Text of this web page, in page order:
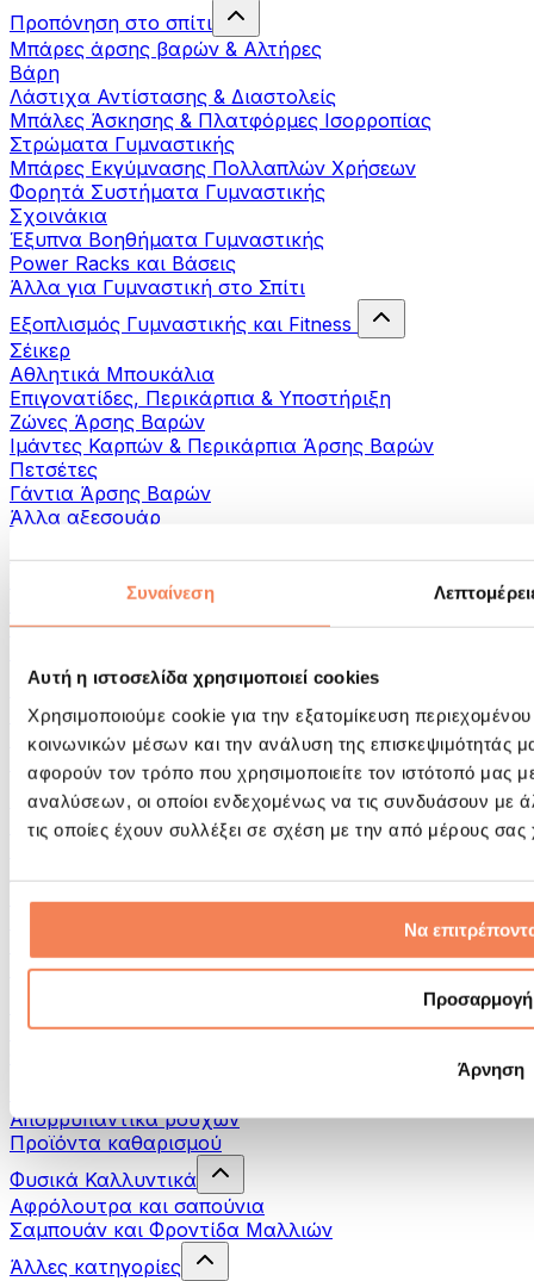
Συναίνεση
Αυτή η ιστοσελίδα χρησιμοποιεί cookies
Χρησιμοποιούμε cookie για την εξατομίκευση
κοινωνικών μέσων και την ανάλυση της επισκεψιμότητάς
αφορούν τον τρόπο που χρησιμοποιείτε τον ιστότοπό μας
αναλύσεων, οι οποίοι ενδεχομένως να τις συνδυάσουν με
τις οποίες έχουν συλλέξει σε σχέση με την από μέρους
Να
Προσαρμογή
Άρνηση
Προπόνηση στο σπίτι
Μπάρες άρσης βαρών & Αλτήρες
Βάρη
Λάστιχα Αντίστασης & Διαστολείς
Μπάλες Άσκησης & Πλατφόρμες Ισορροπίας
Στρώματα Γυμναστικής
Μπάρες Εκγύμνασης Πολλαπλών Χρήσεων
Φορητά Συστήματα Γυμναστικής
Σχοινάκια
Έξυπνα Βοηθήματα Γυμναστικής
Power Racks και Βάσεις
Άλλα για Γυμναστική στο Σπίτι
Εξοπλισμός Γυμναστικής και Fitness
Σέικερ
Αθλητικά Μπουκάλια
Επιγονατίδες, Περικάρπια & Υποστήριξη
Ζώνες Άρσης Βαρών
Ιμάντες Καρπών & Περικάρπια Άρσης Βαρών
Πετσέτες
Γάντια Άρσης Βαρών
Άλλα αξεσουάρ
Βοηθήματα- αποκατάστασης
Πιστόλια μασάζ
Εργαλεία μασάζ
Κύλινδροι Αφρού & Εξοπλισμός Μασάζ
Τσάντες & σακίδια πλάτης
Τσάντες τροφίμων & αξεσουάρ
Σάκοι Γυμναστικής
Σακίδια πλάτης
Αξεσουάρ με βάση τη δραστηριότητα
Tρέξιμο
Γιόγκα & Πιλάτες
Πεζοπορία
Θεραπεία με Κόκκινο Φως
Απορρυπαντικά ρούχων
Προϊόντα καθαρισμού
Φυσικά Καλλυντικά
Αφρόλουτρα και σαπούνια
Σαμπουάν και Φροντίδα Μαλλιών
Άλλες κατηγορίες